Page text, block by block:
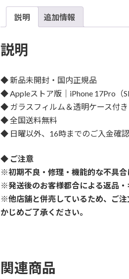
説明 追加情報
説明
◆ 新品未開封・国内正規品
◆ Appleストア版｜iPhone 17Pro（
◆ ガラスフィルム＆透明ケース付き
◆ 全国送料無料
◆ 日曜以外、16時までのご入金確
◆ ご注意
※初期不良・修理・機能的な不具合
※発送後のお客様都合による返品・
※他店舗と併売しているため、ご注
かじめご了承ください。
関連商品